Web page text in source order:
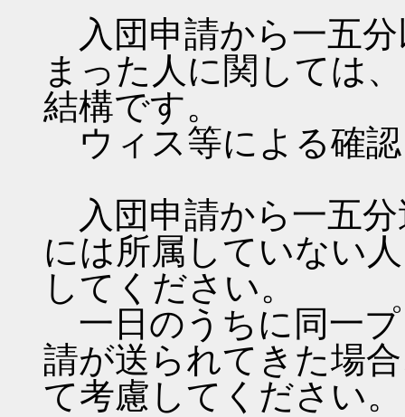
入団申請から一五分
まった人に関しては
結構です。
ウィス等による確
入団申請から一五
には所属していない
してください。
一日のうちに同一
請が送られてきた場
て考慮してください。